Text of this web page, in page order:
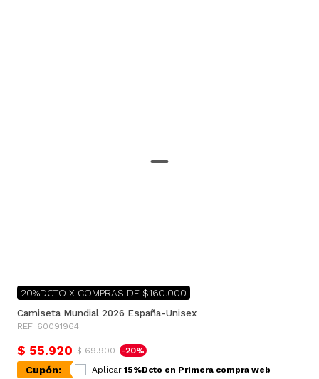
20%DCTO X COMPRAS DE $160.000
Camiseta Mundial 2026 España-Unisex
REF. 60091964
$ 55.920 $ 69.900 -20%
Cupón: Aplicar 15%Dcto en Primera compra web